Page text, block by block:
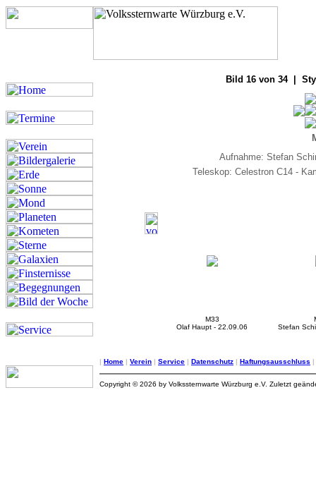
Bild 16 von 34 |
Aufnahme: Stefan
Teleskop: Celestron C14 -
M33
Olaf Haupt - 22.09.06
Stefan
| Home | Verein | Service | Datenschutz | Haftungsausschluss |
Copyright © 2026 by Volkssternwarte Würzburg e.V. Zuletzt